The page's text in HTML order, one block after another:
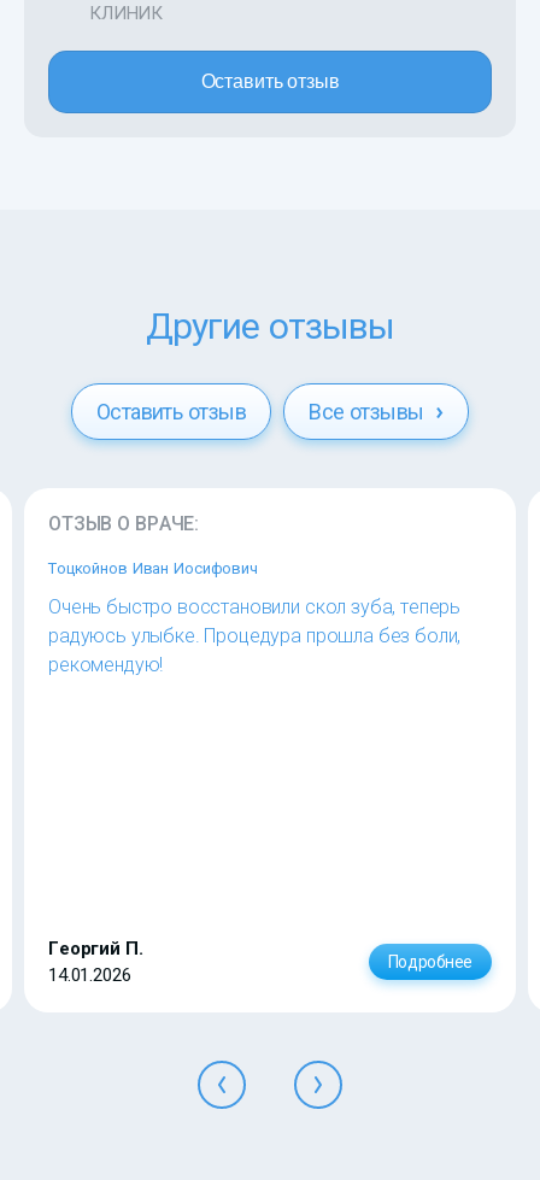
КЛИНИК
Оставить отзыв
Другие отзывы
Оставить отзыв Все отзывы
ОТЗЫВ О ВРАЧЕ:
Тоцкойнов Иван Иосифович
Очень быстро восстановили скол зуба, теперь
радуюсь улыбке. Процедура прошла без боли,
рекомендую!
Георгий П.
14.01.2026
Подробнее